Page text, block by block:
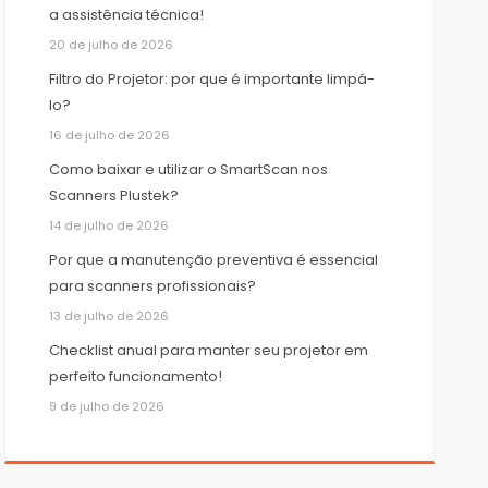
a assistência técnica!
20 de julho de 2026
Filtro do Projetor: por que é importante limpá-
lo?
16 de julho de 2026
Como baixar e utilizar o SmartScan nos
Scanners Plustek?
14 de julho de 2026
Por que a manutenção preventiva é essencial
para scanners profissionais?
13 de julho de 2026
Checklist anual para manter seu projetor em
perfeito funcionamento!
9 de julho de 2026